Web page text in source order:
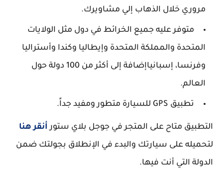
مروري خلال الذهاب إلي مشاويرك.
متوفر عليه جميع الخرائط في دول مثل الولايات
المتحدة والمملكة المتحدة وإيطاليا وكندا وأستراليا
وفرنسا، إسبانياإضافة إلى أكثر من 100 دولة حول
العالم.
تطبيق GPS للسيارة متطور ومفيد جداً.
التطبيق متاح على المتجر في جوجل بلاي ستورأنقر هنا
لتحميله على سيارتك والبدء في الإنطلاق بجولتك ضمن
الدولة التي أنت فيها.